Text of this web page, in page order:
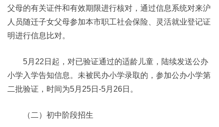
父母的有关证件和有效期限进行核对，通过信息系统对来沪
人员随迁子女父母参加本市职工社会保险、灵活就业登记证
明进行信息比对。
5月22日起，对已验证通过的适龄儿童，陆续发送公办
小学入学告知信息。未被民办小学录取的，参加公办小学第
二批验证，时间为5月25日-5月26日。
（二）初中阶段招生